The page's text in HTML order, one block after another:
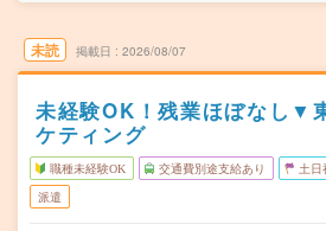
未読 掲載日 2026/08/07
未経験OK！残業ほぼなし▼
ケティング
職種未経験OK 交通費別途支給あり 土日
派遣